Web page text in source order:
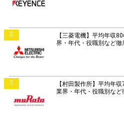
2
【三菱電機】平均年収
界・年代・役職別など徹
3
【村田製作所】平均年
業界・年代・役職別など